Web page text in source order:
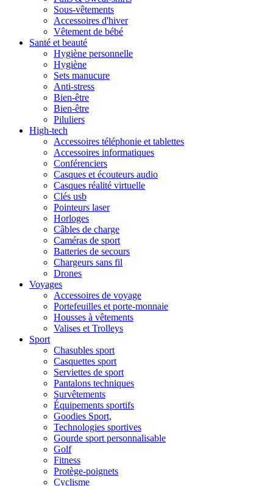
Sous-vêtements
Accessoires d'hiver
Vêtement de bébé
Santé et beauté
Hygiène personnelle
Hygiène
Sets manucure
Anti-stress
Bien-être
Bien-être
Piluliers
High-tech
Accessoires téléphonie et tablettes
Accessoires informatiques
Conférenciers
Casques et écouteurs audio
Casques réalité virtuelle
Clés usb
Pointeurs laser
Horloges
Câbles de charge
Caméras de sport
Batteries de secours
Chargeurs sans fil
Drones
Voyages
Accessoires de voyage
Portefeuilles et porte-monnaie
Housses à vêtements
Valises et Trolleys
Sport
Chasubles sport
Casquettes sport
Serviettes de sport
Pantalons techniques
Survêtements
Équipements sportifs
Goodies Sport,
Technologies sportives
Gourde sport personnalisable
Golf
Fitness
Protège-poignets
Cyclisme